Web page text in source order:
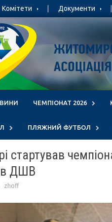
Комітети Документи
ЧЕМПІОНАТ 2026
ПЛЯЖНИЙ ФУТБОЛ
стартував
ДШВ
zhoff